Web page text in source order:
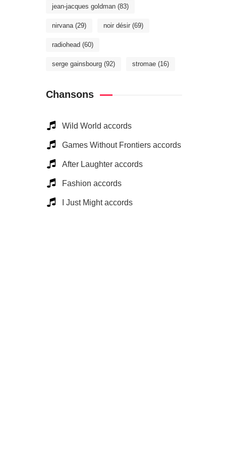
jean-jacques goldman (83)
nirvana(29) noir désir (69)
radiohead (60)
serge gainsbourg (92) stromae (16)
Chansons
Wild World accords
Games Without Frontiers accords
After Laughter accords
Fashion accords
I Just Might accords